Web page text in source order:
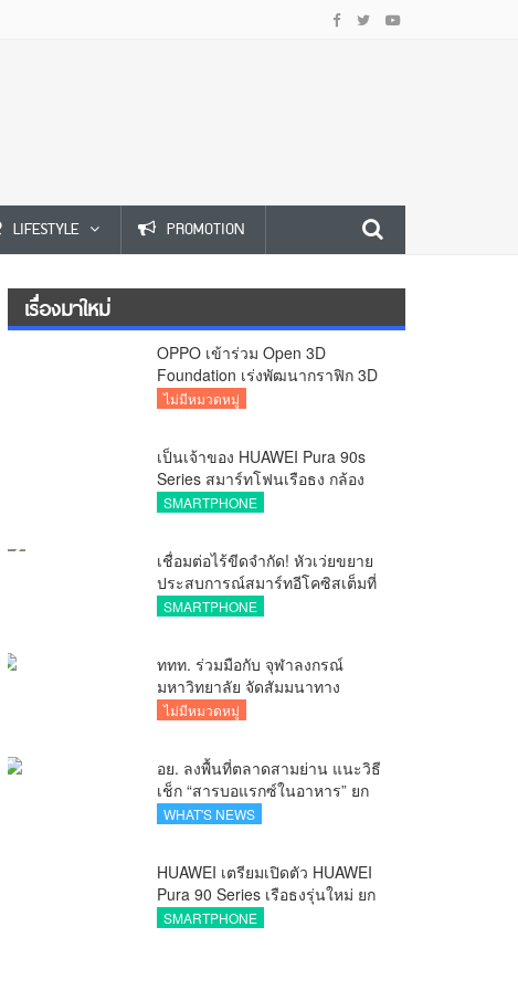
LIFESTYLE PROMOTION
เรื่องมาใหม่
OPPO เข้าร่วม Open 3D
Foundation เร่งพัฒนากราฟิก 3D
บนอุปกรณ์มือถือ
ไม่มีหมวดหมู่
เป็นเจ้าของ HUAWEI Pura 90s
Series สมาร์ทโฟนเรือธง กล้อง
ถ่ายสวยสมจริงทุกระยะ พร้อมของ
SMARTPHONE
เชื่อมต่อไร้ขีดจำกัด! หัวเว่ยขยาย
ประสบการณ์สมาร์ทอีโคซิสเต็มที่
สมบูรณ์แบบ ไร้รอยต่อ ครบ จบ ใน
SMARTPHONE
ททท. ร่วมมือกับ จุฬาลงกรณ์
มหาวิทยาลัย จัดสัมมนาทาง
วิชาการและการตลาดเชิงรุกแนะ
“ขายได้ ขายดี ขายนาน”
ไม่มีหมวดหมู่
อย. ลงพื้นที่ตลาดสามย่าน แนะวิธี
เช็ก “สารบอแรกซ์ในอาหาร” ยก
ระดับตลาดสดปลอดภัยเพื่อผู้
WHAT'S NEWS
HUAWEI เตรียมเปิดตัว HUAWEI
Pura 90 Series เรือธงรุ่นใหม่ ยก
ระดับทุกโมเมนต์สำคัญของชีวิต
SMARTPHONE